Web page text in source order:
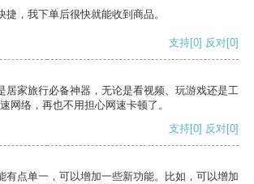
捷，我下单后很快就能收到商品。
支持[0] 反对[0]
居家旅行必备神器，无论是看视频、玩游戏还是工
网络，再也不用担心网速卡顿了。
支持[0] 反对[0]
有点单一，可以增加一些新功能。比如，可以增加